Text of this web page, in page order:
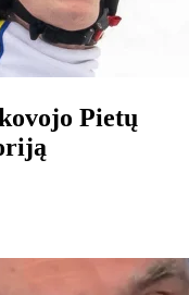
Pietų